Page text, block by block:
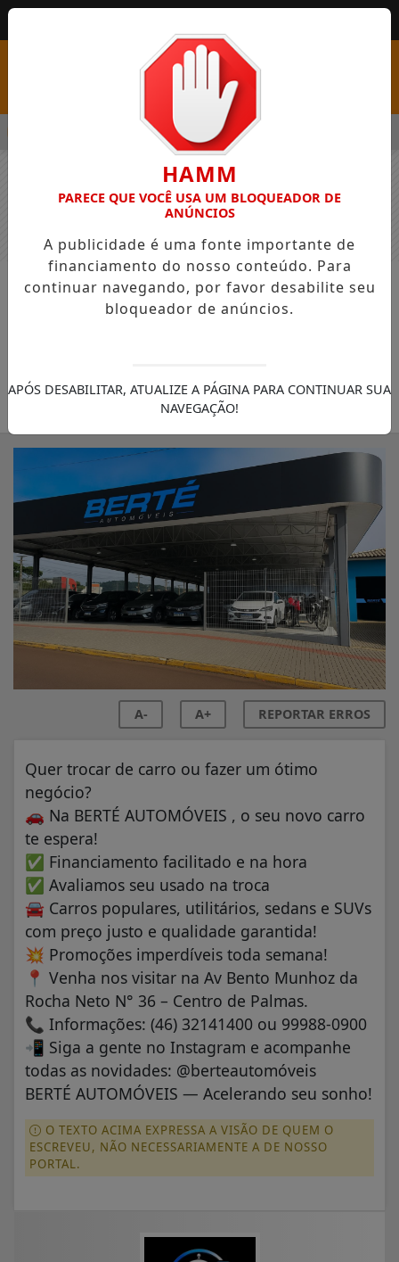
PSS COM VAGAS EM SEIS FUNÇÕES E SALÁRIOS QUE
COLUNAS COMERCIAL
A- A+ REPORTAR ERROS
Quer trocar de carro ou fazer um ótimo
negócio?
🚗 Na BERTÉ AUTOMÓVEIS , o seu novo carro
te espera!
✅ Financiamento facilitado e na hora
✅ Avaliamos seu usado na troca
🚘 Carros populares, utilitários, sedans e SUVs
com preço justo e qualidade garantida!
💥 Promoções imperdíveis toda semana!
📍 Venha nos visitar na Av Bento Munhoz da
Rocha Neto N° 36 – Centro de Palmas.
📞 Informações: (46) 32141400 ou 99988-0900
📲 Siga a gente no Instagram e acompanhe
todas as novidades: @berteautomóveis
BERTÉ AUTOMÓVEIS — Acelerando seu sonho!
O TEXTO ACIMA EXPRESSA A VISÃO DE QUEM O
ESCREVEU, NÃO NECESSARIAMENTE A DE NOSSO
PORTAL.
HAMM
PARECE QUE VOCÊ USA UM BLOQUEADOR DE
ANÚNCIOS
A publicidade é uma fonte importante de
financiamento do nosso conteúdo. Para
continuar navegando, por favor desabilite seu
bloqueador de anúncios.
APÓS DESABILITAR, ATUALIZE A PÁGINA PARA CONTINUAR SUA
NAVEGAÇÃO!